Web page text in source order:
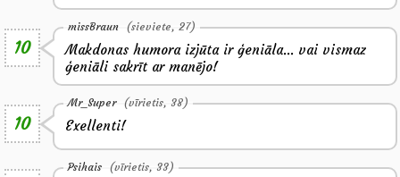
10
missBraun (sieviete, 27)
Makdonas humora izjūta ir ģeniāla... vai vismaz
ģeniāli sakrīt ar manējo!
10
Mr_Super (vīrietis, 38)
Exellenti!
Psihais (vīrietis, 33)